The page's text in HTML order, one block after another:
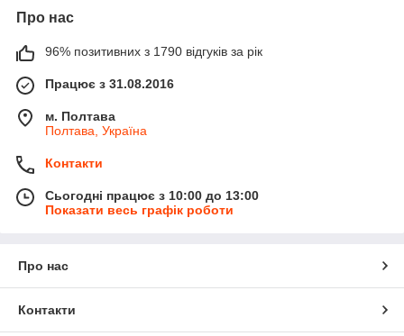
Про нас
96% позитивних з 1790 відгуків за рік
Працює з 31.08.2016
м. Полтава
Полтава, Україна
Контакти
Сьогодні працює з 10:00 до 13:00
Показати весь графік роботи
Про нас
Контакти